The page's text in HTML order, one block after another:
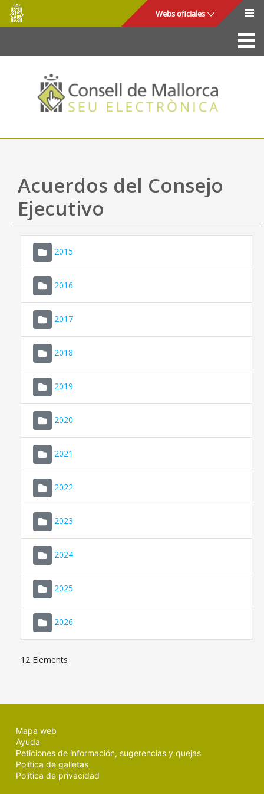
Saltar al contenido principal
Consell
de
Mallorca
Webs oficiales
La Sede
Consejo de Mallorca
Acceso y seguridad
Utilidades
Mapa web
Ayuda
Acuerdos del Consejo
Ejecutivo
2015
2016
2017
2018
2019
2020
2021
2022
2023
2024
2025
2026
12 Elements
Mapa web
Ayuda
Peticiones de información, sugerencias y quejas
Política de galletas
Política de privacidad